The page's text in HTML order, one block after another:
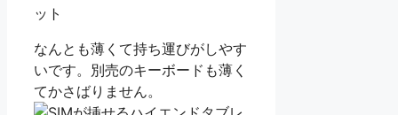
なんとも薄くて持ち運びがしやす
いです。別売のキーボードも薄く
てかさばりません。